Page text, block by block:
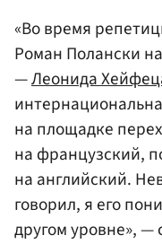
«Во время
Роман Полански
—Леонида
на площадке
на французский,
на английский.
говорил, я его
другом уровне», —